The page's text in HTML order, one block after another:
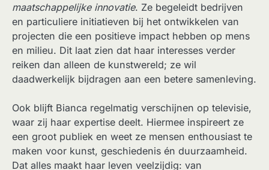
maatschappelijke innovatie. Ze begeleidt bedrijven
en particuliere initiatieven bij het ontwikkelen van
projecten die een positieve impact hebben op mens
en milieu. Dit laat zien dat haar interesses verder
reiken dan alleen de kunstwereld; ze wil
daadwerkelijk bijdragen aan een betere samenleving.
Ook blijft Bianca regelmatig verschijnen op televisie,
waar zij haar expertise deelt. Hiermee inspireert ze
een groot publiek en weet ze mensen enthousiast te
maken voor kunst, geschiedenis én duurzaamheid.
Dat alles maakt haar leven veelzijdig: van